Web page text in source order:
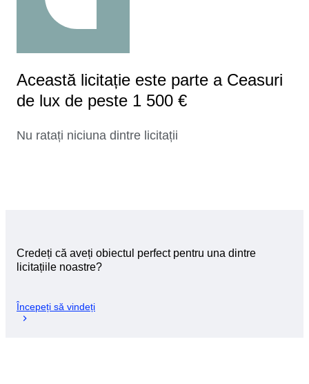
Această licitație este parte a Ceasuri
de lux de peste 1 500 €
Nu ratați niciuna dintre licitații
Credeți că aveți obiectul perfect pentru una dintre
licitațiile noastre?
Începeți să vindeți